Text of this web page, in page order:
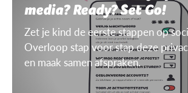
media? Ready? Set Go!
Zet je kind de eerste stappen op
Overloop stap voor stap deze
en maak samen afspraken.